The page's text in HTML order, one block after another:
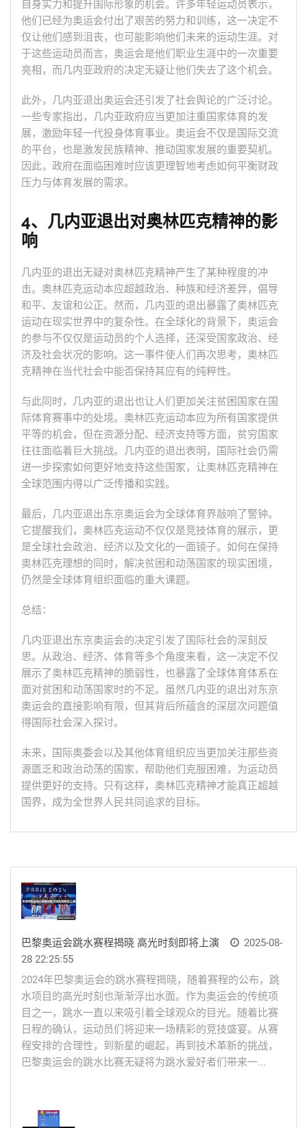
自身实力和提升国际形象的机会。许多年轻运动员表示，
他们已经为奥运会付出了艰苦的努力和训练，这一决定不
仅让他们感到沮丧，也可能影响他们未来的运动生涯。对
于这些运动员而言，奥运会是他们职业生涯中的一次重要
亮相，而几内亚政府的决定无疑让他们失去了这个机会。
此外，几内亚退出奥运会还引发了社会舆论的广泛讨论。
一些专家指出，几内亚政府应当更加注重国家体育的发
展，激励年轻一代投身体育事业。奥运会不仅是国际交流
的平台，也是激发民族精神、推动国家发展的重要契机。
因此，政府在面临困难时应该更理智地考虑如何平衡财政
压力与体育发展的需求。
4、几内亚退出对奥林匹克精神的影
响
几内亚的退出无疑对奥林匹克精神产生了某种程度的冲
击。奥林匹克运动本应超越政治、种族和经济差异，倡导
和平、友谊和公正。然而，几内亚的退出暴露了奥林匹克
运动在现实世界中的复杂性。在全球化的背景下，奥运会
的参与不仅仅是运动员的个人选择，还深受国家政治、经
济及社会状况的影响。这一事件使人们再次思考，奥林匹
克精神在当代社会中能否保持其应有的纯粹性。
与此同时，几内亚的退出也让人们更加关注贫困国家在国
际体育赛事中的处境。奥林匹克运动本应为所有国家提供
平等的机会，但在资源分配、经济支持等方面，贫穷国家
往往面临着巨大挑战。几内亚的退出表明，国际社会仍需
进一步探索如何更好地支持这些国家，让奥林匹克精神在
全球范围内得以广泛传播和实践。
最后，几内亚退出东京奥运会为全球体育界敲响了警钟。
它提醒我们，奥林匹克运动不仅仅是竞技体育的展示，更
是全球社会政治、经济以及文化的一面镜子。如何在保持
奥林匹克理想的同时，解决贫困和动荡国家的现实困境，
仍然是全球体育组织面临的重大课题。
总结：
几内亚退出东京奥运会的决定引发了国际社会的深刻反
思。从政治、经济、体育等多个角度来看，这一决定不仅
展示了奥林匹克精神的脆弱性，也暴露了全球体育体系在
面对贫困和动荡国家时的不足。虽然几内亚的退出对东京
奥运会的直接影响有限，但其背后所蕴含的深层次问题值
得国际社会深入探讨。
未来，国际奥委会以及其他体育组织应当更加关注那些资
源匮乏和政治动荡的国家，帮助他们克服困难，为运动员
提供更好的支持。只有这样，奥林匹克精神才能真正超越
国界，成为全世界人民共同追求的目标。
巴黎奥运会跳水赛程揭晓 高光时刻即将上演
2025-08-
28 22:25:55
2024年巴黎奥运会的跳水赛程揭晓，随着赛程的公布，跳
水项目的高光时刻也渐渐浮出水面。作为奥运会的传统项
目之一，跳水一直以来吸引着全球观众的目光。随着比赛
日程的确认，运动员们将迎来一场精彩的竞技盛宴。从赛
程安排的合理性，到新星的崛起，再到技术革新的挑战，
巴黎奥运会的跳水比赛无疑将为跳水爱好者们带来一...